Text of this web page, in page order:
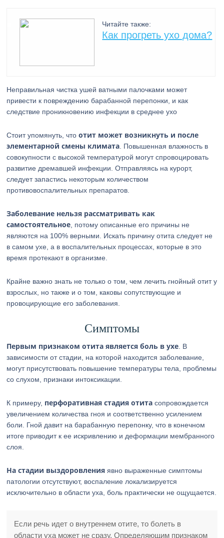
Читайте также:
Как прогреть ухо дома?
Неправильная чистка ушей ватными палочками может
привести к повреждению барабанной перепонки, и как
следствие проникновению инфекции в среднее ухо
Стоит упомянуть, чтоотит может возникнуть и после
элементарной смены климата . Повышенная влажность в
совокупности с высокой температурой могут спровоцировать
развитие дремавшей инфекции. Отправляясь на курорт,
следует запастись некоторым количеством
противовоспалительных препаратов.
Заболевание нельзя рассматривать как
самостоятельное , потому описанные его причины не
являются на 100% верными. Искать причину отита следует не
в самом ухе, а в воспалительных процессах, которые в это
время протекают в организме.
Крайне важно знать не только о том, чем лечить гнойный отит у
взрослых, но также и о том, каковы сопутствующие и
провоцирующие его заболевания.
Симптомы
Первым признаком отита является боль в ухе . В
зависимости от стадии, на которой находится заболевание,
могут присутствовать повышение температуры тела, проблемы
со слухом, признаки интоксикации.
К примеру, перфоративная стадия отита сопровождается
увеличением количества гноя и соответственно усилением
боли. Гной давит на барабанную перепонку, что в конечном
итоге приводит к ее искривлению и деформации мембранного
слоя.
На стадии выздоровления явно выраженные симптомы
патологии отсутствуют, воспаление локализируется
исключительно в области уха, боль практически не ощущается.
Если речь идет о внутреннем отите, то болеть в
области уха может не сразу. Определяющим признаком